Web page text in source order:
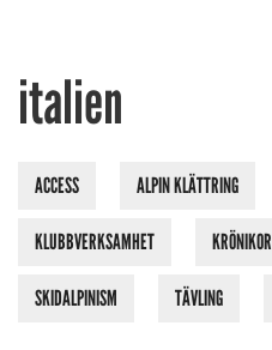
italien
ACCESS ALPIN KLÄTTRING
KLUBBVERKSAMHET KRÖNIKOR
SKIDALPINISM TÄVLING